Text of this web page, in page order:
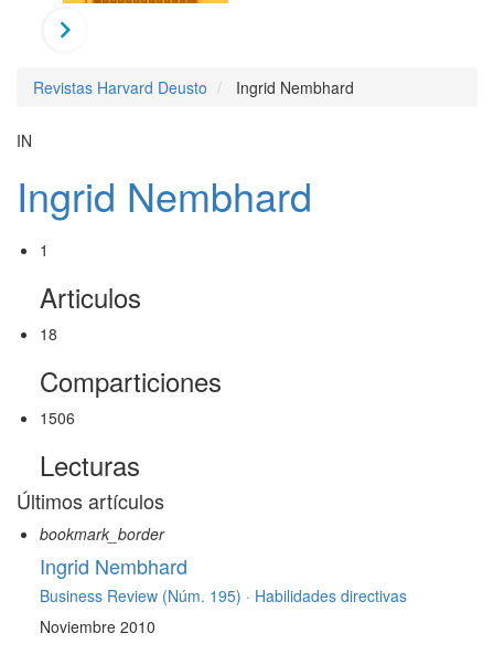
Revistas Harvard Deusto Ingrid Nembhard
IN
Ingrid Nembhard
1
Articulos
18
Comparticiones
1506
Lecturas
Últimos artículos
bookmark_border
Ingrid Nembhard
Business Review (Núm. 195) · Habilidades directivas
Noviembre 2010